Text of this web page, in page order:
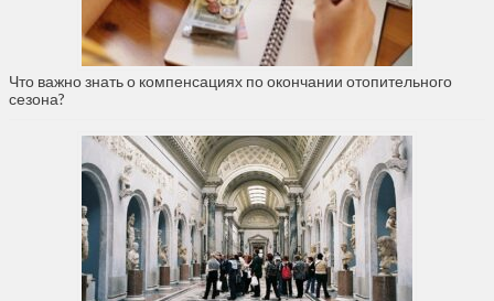
Что важно знать о компенсациях по окончании отопительного
сезона?